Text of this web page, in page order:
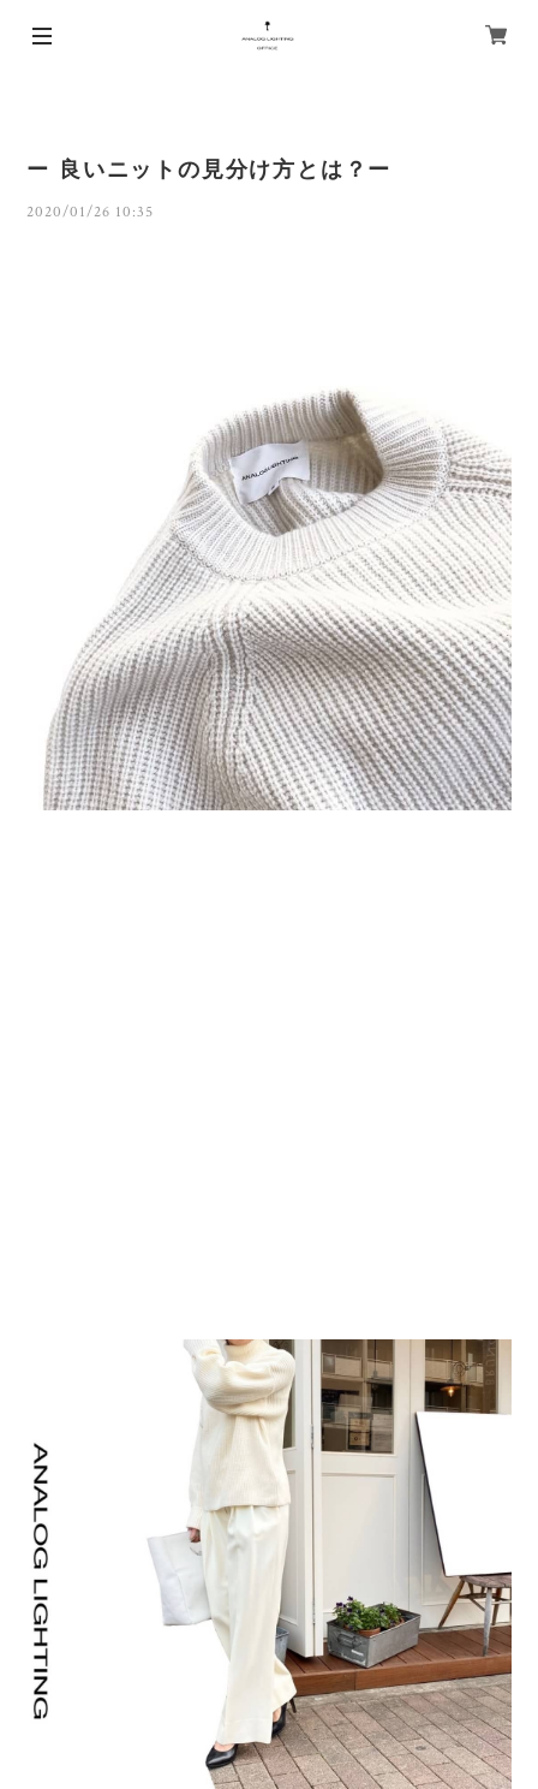
ー 良いニットの見分け方とは？ー
2020/01/26 10:35